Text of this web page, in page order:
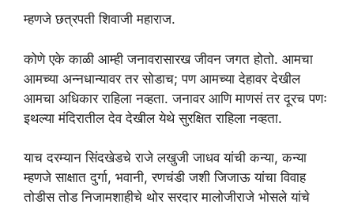
म्हणजे छत्रपती शिवाजी महाराज.
कोणे एके काळी आम्ही जनावरासारख जीवन जगत होतो. आमचा
आमच्या अन्नधान्यावर तर सोडाच; पण आमच्या देहावर देखील
आमचा अधिकार राहिला नव्हता. जनावर आणि माणसं तर दूरच पणः
इथल्या मंदिरातील देव देखील येथे सुरक्षित राहिला नव्हता.
याच दरम्यान सिंदखेडचे राजे लखुजी जाधव यांची कन्या, कन्या
म्हणजे साक्षात दुर्गा, भवानी, रणचंडी जशी जिजाऊ यांचा विवाह
तोडीस तोड निजामशाहीचे थोर सरदार मालोजीराजे भोसले यांचे